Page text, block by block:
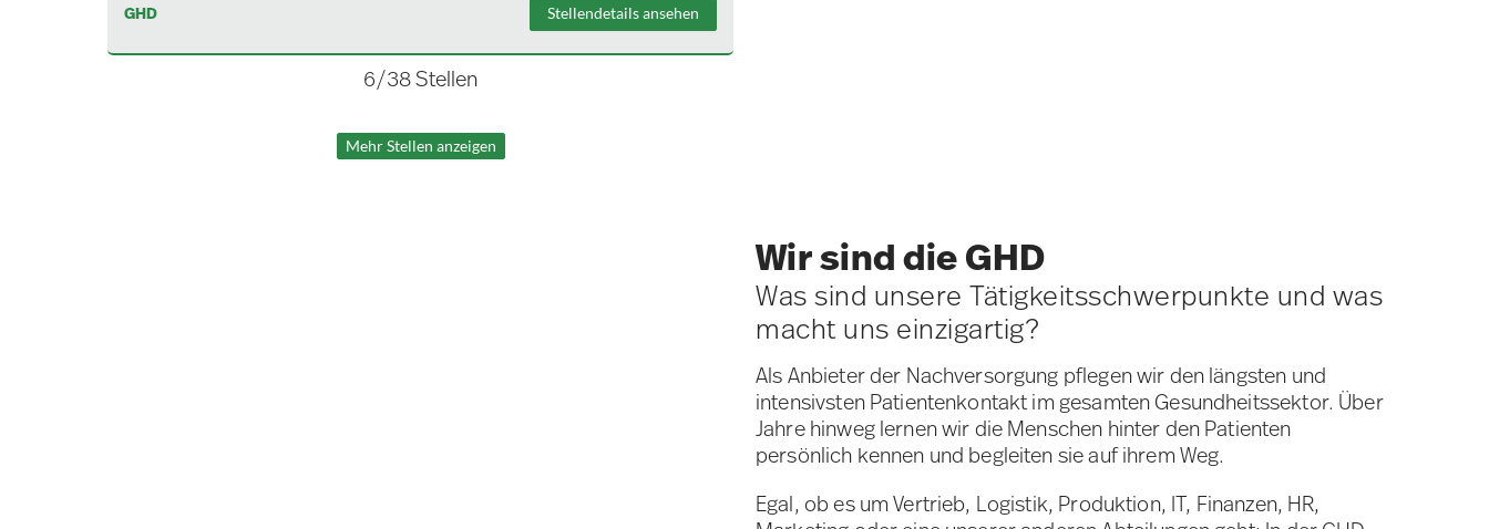
GHD
Stellendetails ansehen
6/38Stellen
Mehr Stellen anzeigen
Wir sind die GHD
Was sind unsere Tätigkeitsschwerpunkte und was
macht uns einzigartig?
Als Anbieter der Nachversorgung pflegen wir den längsten und
intensivsten Patientenkontakt im gesamten Gesundheitssektor. Über
Jahre hinweg lernen wir die Menschen hinter den Patienten
persönlich kennen und begleiten sie auf ihrem Weg.
Egal, ob es um Vertrieb, Logistik, Produktion, IT, Finanzen, HR,